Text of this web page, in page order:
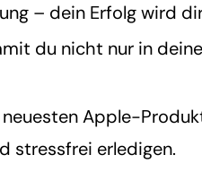
– dein Erfolg wird
du nicht nur in
Apple-
stressfrei erledigen.